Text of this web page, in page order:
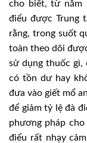
cho biết, từ năm
điểu được Trung
rằng, trong suốt
toàn theo dõi
sử dụng thuốc gì,
có tồn dư hay
đưa vào giết mổ
để giảm tỷ lệ đà
phương pháp
điểu rất nhạy